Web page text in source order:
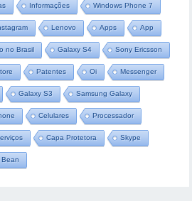
Informações Windows Phone 7
Lenovo Apps App
no Brasil Galaxy S4 Sony Ericsson
Patentes Oi Messenger
Galaxy S3 Samsung Galaxy
Celulares Processador
Capa Protetora Skype
Bean